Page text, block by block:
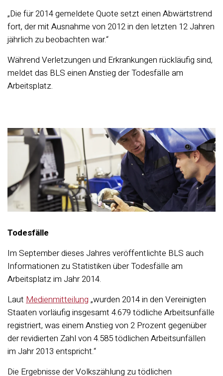
„Die für 2014 gemeldete Quote setzt einen Abwärtstrend
fort, der mit Ausnahme von 2012 in den letzten 12 Jahren
jährlich zu beobachten war.“
Während Verletzungen und Erkrankungen rückläufig sind,
meldet das BLS einen Anstieg der Todesfälle am
Arbeitsplatz.
Todesfälle
Im September dieses Jahres veröffentlichte BLS auch
Informationen zu Statistiken über Todesfälle am
Arbeitsplatz im Jahr 2014.
Laut Medienmitteilung „wurden 2014 in den Vereinigten
Staaten vorläufig insgesamt 4.679 tödliche Arbeitsunfälle
registriert, was einem Anstieg von 2 Prozent gegenüber
der revidierten Zahl von 4.585 tödlichen Arbeitsunfällen
im Jahr 2013 entspricht.“
Die Ergebnisse der Volkszählung zu tödlichen